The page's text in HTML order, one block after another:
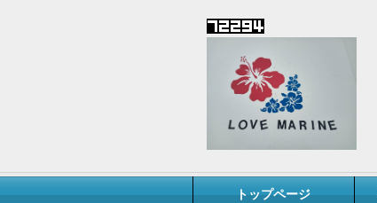
トップページ